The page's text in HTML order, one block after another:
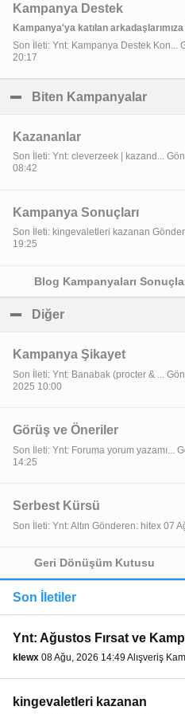
Kampanya Destek
Kampanya'ya katılan
Son İleti: Ynt: Kampanya Destek Kon...
20:17
Biten Kampanyalar
Kazananlar
Son İleti: Ynt: cleverzeek | kazand...
08:42
Kampanya Sonuçları
Son İleti: kingevaletleri kazanan
19:25
Blog Kampanyaları
Diğer
Kampanya Şikayet
Son İleti: Ynt: Banabak (procter & ...
2025 10:00
Görüş ve Öneriler
Son İleti: Ynt: Foruma yorum yazamı...
14:25
Serbest Kürsü
Son İleti: Ynt: Altın Gönderen: hitex 07
Geri Dönüşüm Kutusu
Son İletiler
Ynt: Ağustos Fırsat ve
klewx 08 Ağu, 2026 14:49 Alışveriş
kingevaletleri kazanan